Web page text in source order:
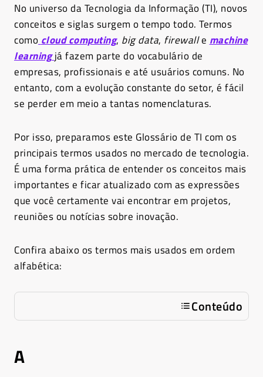
No universo da Tecnologia da Informação (TI), novos
conceitos e siglas surgem o tempo todo. Termos
como cloud computing, big data, firewalle machine
learning já fazem parte do vocabulário de
empresas, profissionais e até usuários comuns. No
entanto, com a evolução constante do setor, é fácil
se perder em meio a tantas nomenclaturas.
Por isso, preparamos este Glossário de TI com os
principais termos usados no mercado de tecnologia.
É uma forma prática de entender os conceitos mais
importantes e ficar atualizado com as expressões
que você certamente vai encontrar em projetos,
reuniões ou notícias sobre inovação.
Confira abaixo os termos mais usados em ordem
alfabética:
Conteúdo
A